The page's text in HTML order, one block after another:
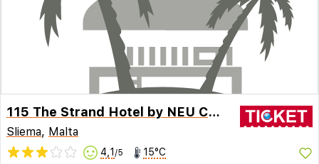
115 The Strand Hotel by NEU Collective
Sliema, Malta
4,1 /5 15°C